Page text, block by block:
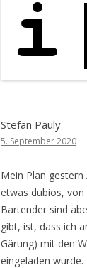
Stefan Pauly
5. September 2020
Mein Plan
etwas dubios,
Bartender sind
gibt, ist, dass ich
Gärung) mit den
eingeladen